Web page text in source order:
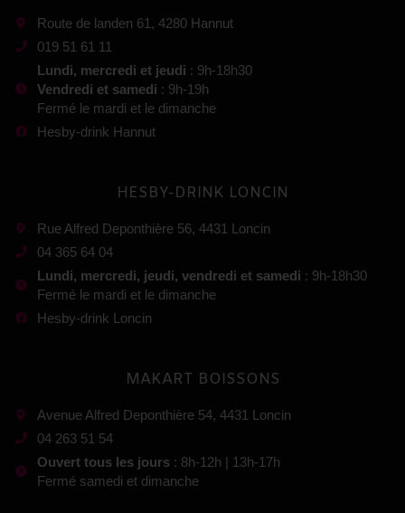
Route de landen 61, 4280 Hannut
019 51 61 11
Lundi, mercredi et jeudi : 9h-18h30
Vendredi et samedi : 9h-19h
Fermé le mardi et le dimanche
Hesby-drink Hannut
HESBY-DRINK LONCIN
Rue Alfred Deponthière 56, 4431 Loncin
04 365 64 04
Lundi, mercredi, jeudi, vendredi et samedi : 9h-18h30
Fermé le mardi et le dimanche
Hesby-drink Loncin
MAKART BOISSONS
Avenue Alfred Deponthière 54, 4431 Loncin
04 263 51 54
Ouvert tous les jours : 8h-12h | 13h-17h
Fermé samedi et dimanche